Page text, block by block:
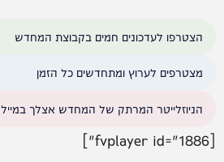
הצטרפו לעדכונים חמים בקבוצת המחדש
מצטרפים לערוץ ומתחדשים כל הזמן
הניוזלייטר המרתק של המחדש אצלך במייל
[fvplayer id="1886"]